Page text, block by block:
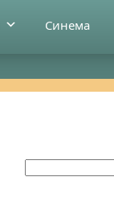
Синема